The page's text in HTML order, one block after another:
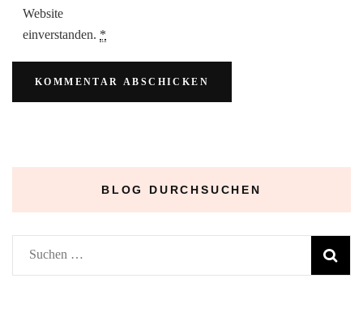
Website
einverstanden. *
BLOG DURCHSUCHEN
Suchen
nach: